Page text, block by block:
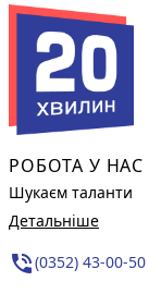
РОБОТА У НАС
Шукаєм таланти
Детальніше
phone_in_talk(0352) 43-00-50